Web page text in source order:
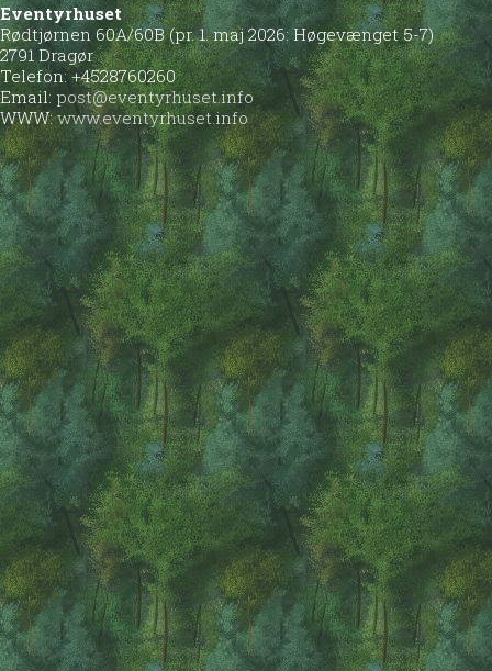
Eventyrhuset
Rødtjørnen 60A/60B (pr. 1. maj 2026: Høgevænget 5-7)
2791 Dragør
Telefon: +4528760260
Email: post@eventyrhuset.info
WWW:www.eventyrhuset.info